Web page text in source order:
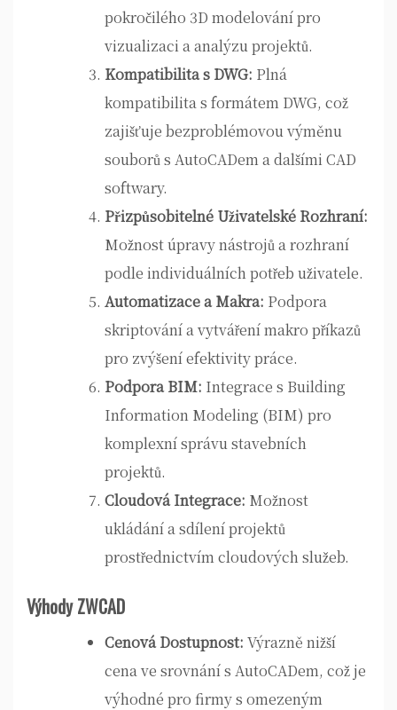
pokročilého 3D modelování pro
vizualizaci a analýzu projektů.
Kompatibilita s DWG: Plná
kompatibilita s formátem DWG, což
zajišťuje bezproblémovou výměnu
souborů s AutoCADem a dalšími CAD
softwary.
Přizpůsobitelné Uživatelské Rozhraní:
Možnost úpravy nástrojů a rozhraní
podle individuálních potřeb uživatele.
Automatizace a Makra: Podpora
skriptování a vytváření makro příkazů
pro zvýšení efektivity práce.
Podpora BIM: Integrace s Building
Information Modeling (BIM) pro
komplexní správu stavebních
projektů.
Cloudová Integrace: Možnost
ukládání a sdílení projektů
prostřednictvím cloudových služeb.
Výhody ZWCAD
Cenová Dostupnost: Výrazně nižší
cena ve srovnání s AutoCADem, což je
výhodné pro firmy s omezeným